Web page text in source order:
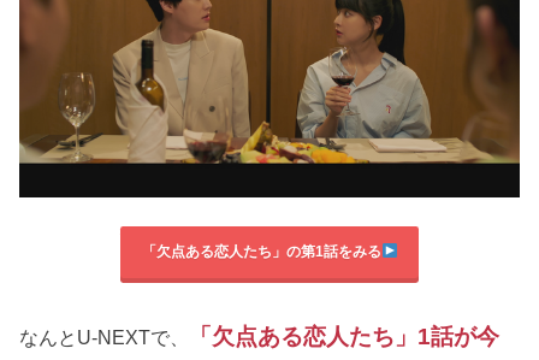
「欠点ある恋人たち」の第1話をみる
なんとU-NEXTで、
「欠点ある恋人たち」1話が今